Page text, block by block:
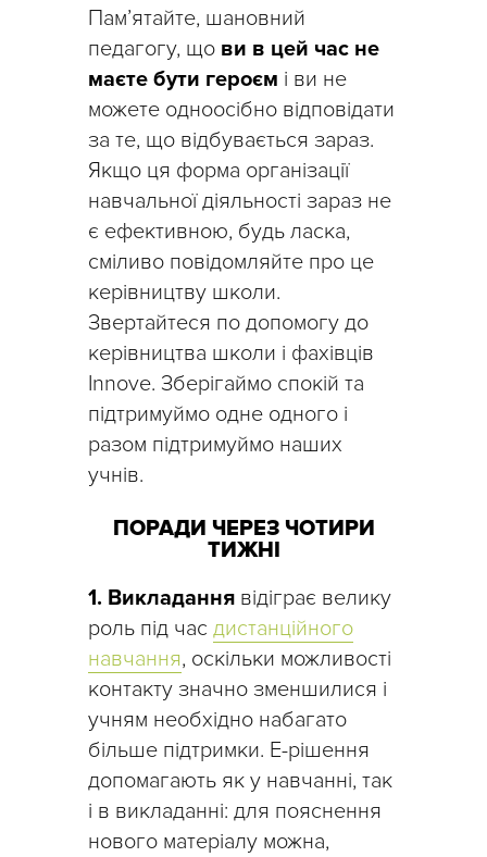
Пам’ятайте, шановний
педагогу, що ви в цей час не
маєте бути героєм і ви не
можете одноосібно відповідати
за те, що відбувається зараз.
Якщо ця форма організації
навчальної діяльності зараз не
є ефективною, будь ласка,
сміливо повідомляйте про це
керівництву школи.
Звертайтеся по допомогу до
керівництва школи і фахівців
Innove. Зберігаймо спокій та
підтримуймо одне одного і
разом підтримуймо наших
учнів.
ПОРАДИ ЧЕРЕЗ ЧОТИРИ
ТИЖНІ
1. Викладання відіграє велику
роль під час дистанційного
навчання, оскільки можливості
контакту значно зменшилися і
учням необхідно набагато
більше підтримки. Е-рішення
допомагають як у навчанні, так
і в викладанні: для пояснення
нового матеріалу можна,